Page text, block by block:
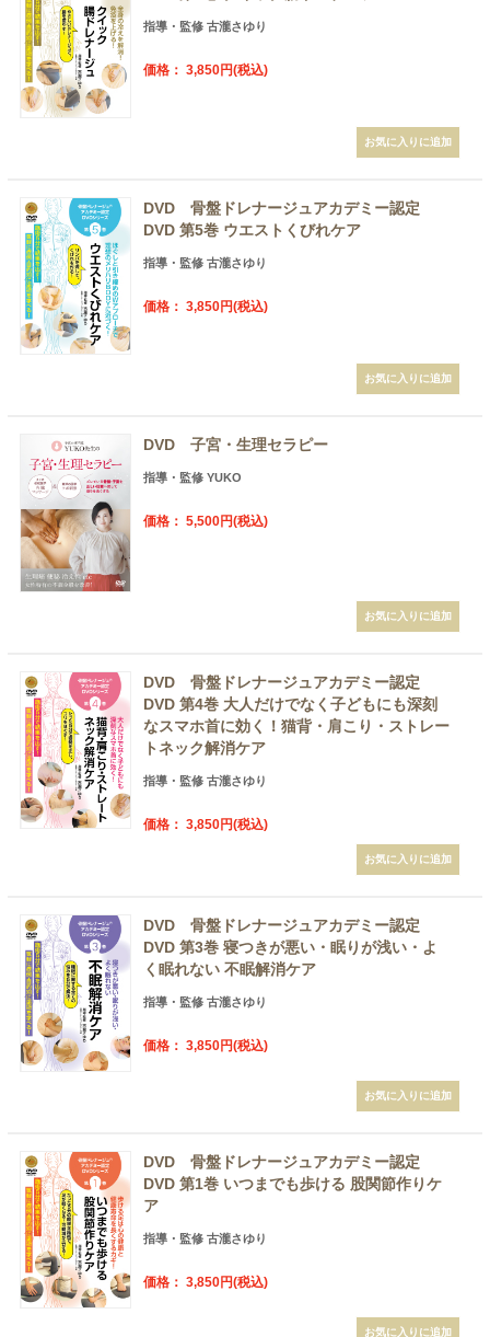
指導・監修 古瀧さゆり
価格： 3,850円(税込)
DVD 骨盤ドレナージュアカデミー認定
DVD 第5巻 ウエストくびれケア
指導・監修 古瀧さゆり
価格： 3,850円(税込)
DVD 子宮・生理セラピー
指導・監修 YUKO
価格： 5,500円(税込)
DVD 骨盤ドレナージュアカデミー認定
DVD 第4巻 大人だけでなく子どもにも深刻
なスマホ首に効く！猫背・肩こり・ストレー
トネック解消ケア
指導・監修 古瀧さゆり
価格： 3,850円(税込)
DVD 骨盤ドレナージュアカデミー認定
DVD 第3巻 寝つきが悪い・眠りが浅い・よ
く眠れない 不眠解消ケア
指導・監修 古瀧さゆり
価格： 3,850円(税込)
DVD 骨盤ドレナージュアカデミー認定
DVD 第1巻 いつまでも歩ける 股関節作りケ
ア
指導・監修 古瀧さゆり
価格： 3,850円(税込)